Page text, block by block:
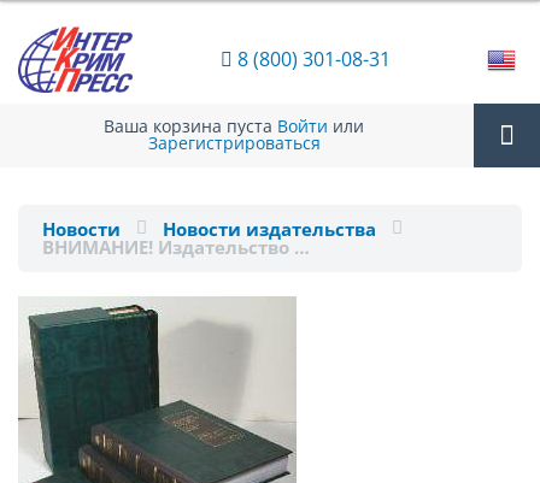
8 (800) 301-08-31
Ваша корзина пуста Войти или
Зарегистрироваться
Новости Новости издательства
ВНИМАНИЕ! Издательство …